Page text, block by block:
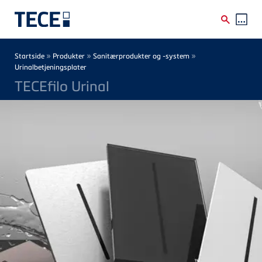
Breadcrumb
Startside » Produkter » Sanitærprodukter og -system »
Urinalbetjeningsplater
TECEfilo Urinal